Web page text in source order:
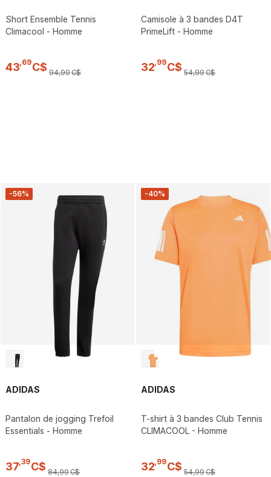
Short Ensemble Tennis
Climacool - Homme
43,69C$ 94,99C$
Camisole à 3 bandes D4T
PrimeLift - Homme
32,99C$ 54,99C$
-56%
ADIDAS
Pantalon de jogging Trefoil
Essentials - Homme
37 39C$ 84,99C$
-40%
ADIDAS
T-shirt à 3 bandes Club Tennis
CLIMACOOL - Homme
32 99C$ 54,99C$